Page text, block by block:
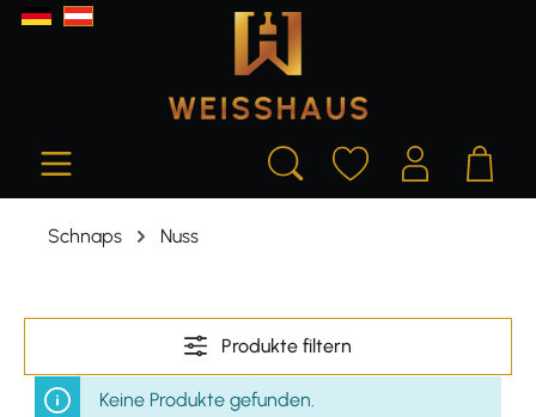
springen
Schnaps Nuss
Produkte filtern
Keine Produkte gefunden.